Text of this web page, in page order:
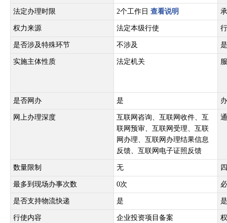
法定办理时限 2个工作日 查看说明
权力来源 法定本级行使
是否涉及特殊环节 不涉及
实施主体性质 法定机关
是否网办 是
网上办理深度
互联网咨询、互联网收件、互
联网预审、互联网受理、互联
网办理、互联网办理结果信息
反馈、互联网电子证照反馈
数量限制 无
最多到现场办事次数 0次
是否支持物流快递 是
行使内容 企业投资项目备案